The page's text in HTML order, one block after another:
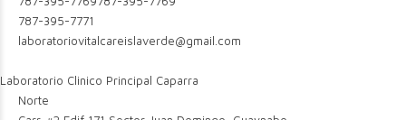
787-395-7771
laboratoriovitalcareislaverde@gmail.com
Laboratorio Clinico Principal Caparra
Norte